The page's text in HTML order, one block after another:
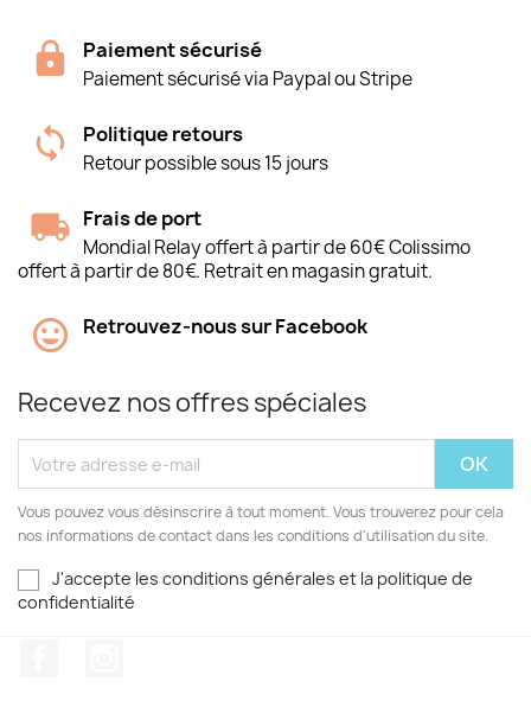
Paiement sécurisé
Paiement sécurisé via Paypal ou Stripe
Politique retours
Retour possible sous 15 jours
Frais de port
Mondial Relay offert à partir de 60€ Colissimo
offert à partir de 80€. Retrait en magasin gratuit.
Retrouvez-nous sur Facebook
Recevez nos offres spéciales
Vous pouvez vous désinscrire à tout moment. Vous trouverez pour cela
nos informations de contact dans les conditions d'utilisation du site.
J'accepte les conditions générales et la politique de
confidentialité